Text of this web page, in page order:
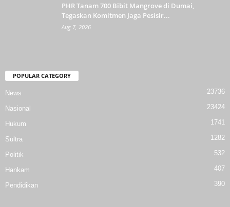
PHR Tanam 700 Bibit Mangrove di Dumai,
Tegaskan Komitmen Jaga Pesisir...
Aug 7, 2026
POPULAR CATEGORY
News 23736
Nasional 23424
Hukum 1741
Sultra 1282
Politik 532
Hankam 407
Pendidikan 390